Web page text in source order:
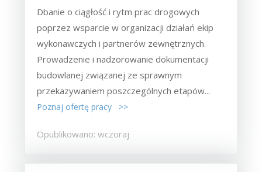
Dbanie o ciągłość i rytm prac drogowych
poprzez wsparcie w organizacji działań ekip
wykonawczych i partnerów zewnętrznych.
Prowadzenie i nadzorowanie dokumentacji
budowlanej związanej ze sprawnym
przekazywaniem poszczególnych etapów...
Poznaj ofertę pracy >>
Opublikowano: wczoraj